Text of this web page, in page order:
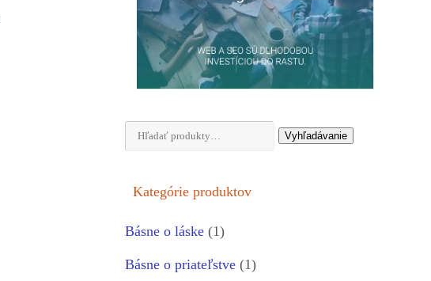
Hľadať: Vyhľadávanie
Kategórie produktov
Básne o láske (1)
Básne o priateľstve (1)